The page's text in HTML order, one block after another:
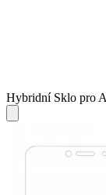
Hybridní Sklo pro